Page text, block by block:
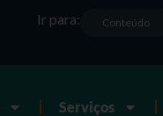
Conteúdo
Ir para:
Serviços